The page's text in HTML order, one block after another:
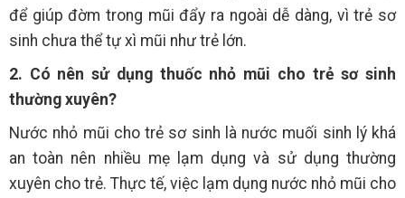
để giúp đờm trong mũi đẩy ra ngoài dễ dàng, vì trẻ sơ
sinh chưa thể tự xì mũi như trẻ lớn.
2. Có nên sử dụng thuốc nhỏ mũi cho trẻ sơ sinh
thường xuyên?
Nước nhỏ mũi cho trẻ sơ sinh là nước muối sinh lý khá
an toàn nên nhiều mẹ lạm dụng và sử dụng thường
xuyên cho trẻ. Thực tế, việc lạm dụng nước nhỏ mũi cho